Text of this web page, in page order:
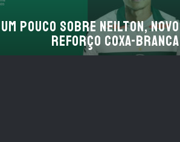
Um pouco sobre Neilton, novo
reforço Coxa-Branca